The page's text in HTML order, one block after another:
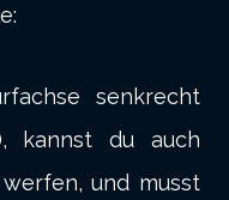
senkrecht
kannst du auch
und musst